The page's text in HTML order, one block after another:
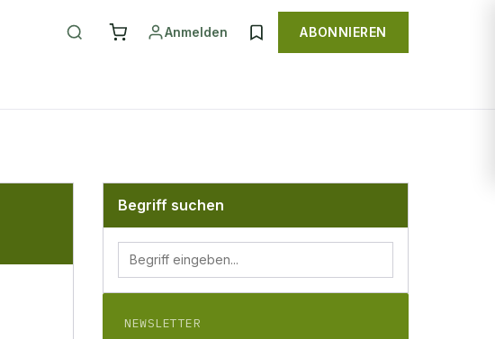
Anmelden ABONNIEREN
Begriff suchen
NEWSLETTER